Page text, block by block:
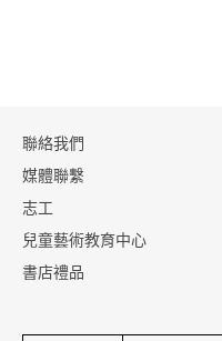
聯絡我們
媒體聯繫
志工
兒童藝術教育中心
書店禮品